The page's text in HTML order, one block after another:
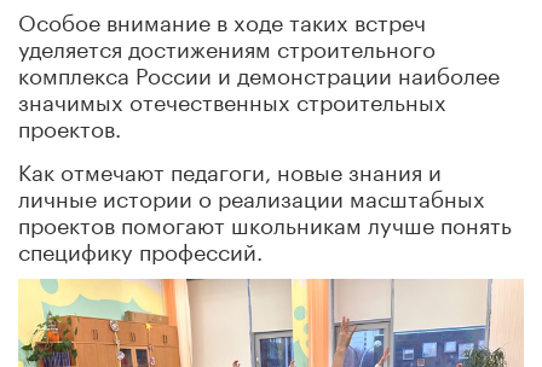
Особое внимание в ходе таких встреч
уделяется достижениям строительного
комплекса России и демонстрации наиболее
значимых отечественных строительных
проектов.
Как отмечают педагоги, новые знания и
личные истории о реализации масштабных
проектов помогают школьникам лучше понять
специфику профессий.